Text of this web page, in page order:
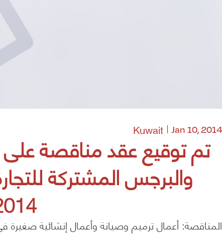
تم توقيع عقد مناقصة على
والبرجس المشتركة
Jan 10, 2014
Kuwait
المناقصة: أعمال ترميم وصيانة وأعمال إنشائية صغيرة